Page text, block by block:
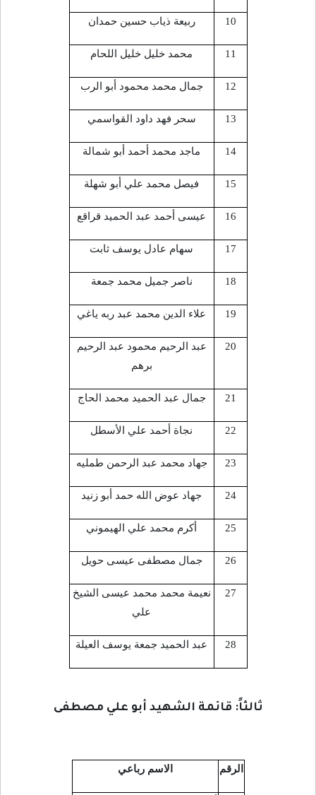
10 ربيعة ذياب حسين حمدان
11 محمد خليل خليل اللحام
12 جمال محمد محمود أبو الرب
13 سحر فهد داود القواسمي
14 ماجد محمد أحمد أبو شمالة
15 فيصل محمد علي أبو شهلة
16 عيسى أحمد عبد الحميد قراقع
17 سهام عادل يوسف ثابت
18 ناصر جميل محمد جمعة
19 علاء الدين محمد عبد ربه ياغي
20
عبد الرحيم محمود عبد الرحيم
برهم
21 جمال عبد الحميد محمد الحاج
22 نجاة أحمد علي الأسطل
23 جهاد محمد عبد الرحمن طمليه
24 جهاد عوض الله حمد أبو زنيد
25 أكرم محمد علي الهيموني
26 جمال مصطفى عيسى حويل
27
نعيمة محمد محمد عيسى الشيخ
علي
28 عبد الحميد جمعة يوسف العيلة
ثالثاً: قائمة الشهيد أبو علي مصطفى
الرقم الاسم رباعي